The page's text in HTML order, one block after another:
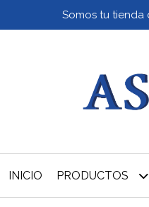
Somos tu tienda
INICIO PRODUCTOS